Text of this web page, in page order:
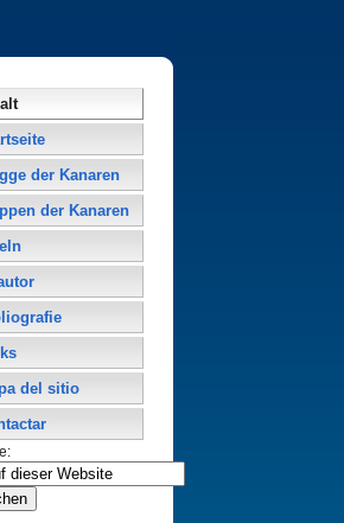
der Kanaren
der Kanaren
del sitio